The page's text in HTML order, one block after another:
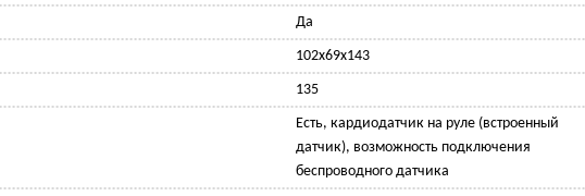
Да
102x69x143
135
Есть, кардиодатчик на руле (встроенный
датчик), возможность подключения
беспроводного датчика